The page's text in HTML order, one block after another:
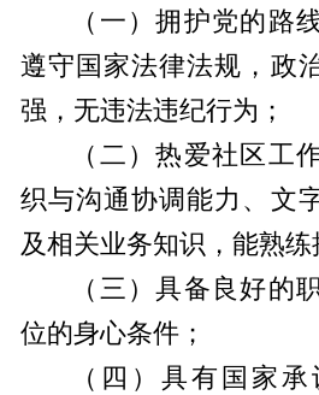
（一）拥护党的路
遵守国家法律法规，政
强，无违法违纪行为；
（二）热爱社区工
织与沟通协调能力、文
及相关业务知识，能熟练
（三）具备良好的
位的身心条件；
（四）具有国家